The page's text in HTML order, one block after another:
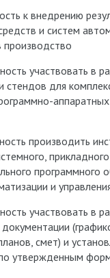
к внедрению
и систем
производство
участвовать в
стендов для
производить
программного
и
участвовать в
документации
смет) и
утвержденным